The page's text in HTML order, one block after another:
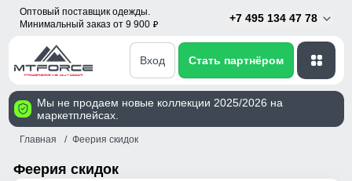
Оптовый поставщик одежды.
Минимальный заказ от 9 900 p
+7 495 134 47 78
Вход Стать партнёром
Мы не продаем новые коллекции 2025/2026 на
маркетплейсах.
Главная Феерия скидок
Феерия скидок